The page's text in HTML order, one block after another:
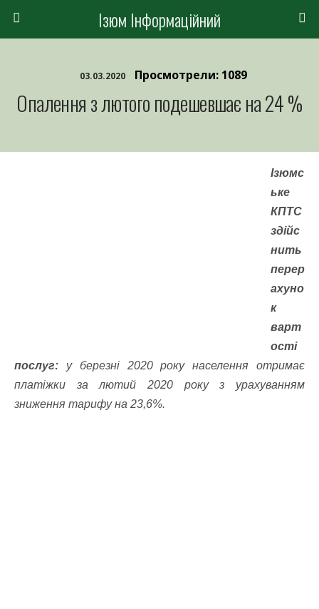
Ізюм Інформаційний
03.03.2020 Просмотрели: 1089
Опалення з лютого подешевшає на 24 %
Ізюмс
ьке
КПТС
здійс
нить
перер
ахуно
к
варт
ості
послуг: у березні 2020 року населення отримає
платіжки за лютий 2020 року з урахуванням
зниження тарифу на 23,6%.